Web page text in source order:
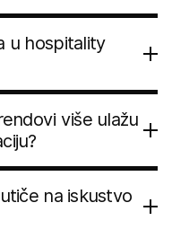
u hospitality
više ulažu
na iskustvo